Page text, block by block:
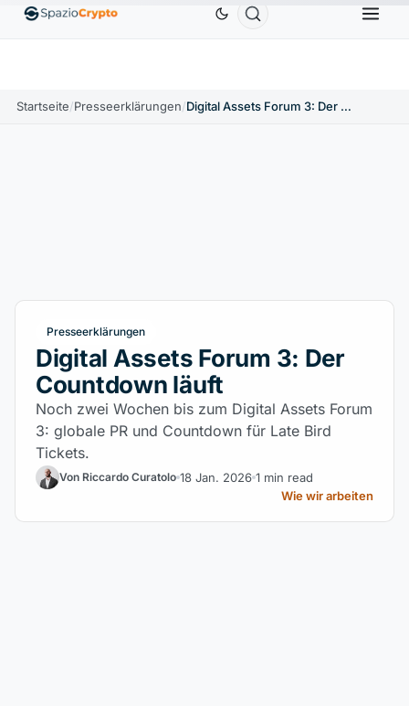
EthereumETH1.880,58 $ TetherUSDT BNB
Startseite/Presseerklärungen/ Digital Assets Forum 3: Der Countdown läuft
Presseerklärungen
Digital Assets Forum 3: Der
Countdown läuft
Noch zwei Wochen bis zum Digital Assets Forum
3: globale PR und Countdown für Late Bird
Tickets.
Von Riccardo Curatolo 18 Jan. 2026 1 min read
Wie wir arbeiten